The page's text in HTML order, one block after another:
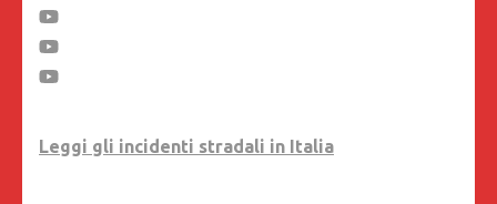
Leggi gli incidenti stradali in Italia